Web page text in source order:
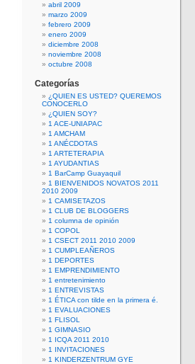
abril 2009
marzo 2009
febrero 2009
enero 2009
diciembre 2008
noviembre 2008
octubre 2008
Categorías
¿QUIEN ES USTED? QUEREMOS
CONOCERLO
¿QUIEN SOY?
1 ACE-UNIAPAC
1 AMCHAM
1 ANÉCDOTAS
1 ARTETERAPIA
1 AYUDANTIAS
1 BarCamp Guayaquil
1 BIENVENIDOS NOVATOS 2011
2010 2009
1 CAMISETAZOS
1 CLUB DE BLOGGERS
1 columna de opinión
1 COPOL
1 CSECT 2011 2010 2009
1 CUMPLEAÑEROS
1 DEPORTES
1 EMPRENDIMIENTO
1 entretenimiento
1 ENTREVISTAS
1 ÉTICA con tilde en la primera é.
1 EVALUACIONES
1 FLISOL
1 GIMNASIO
1 ICQA 2011 2010
1 INVITACIONES
1 KINDERZENTRUM GYE